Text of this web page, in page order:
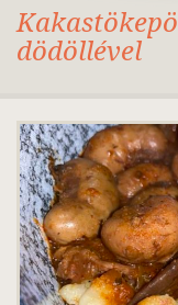
dödöllével